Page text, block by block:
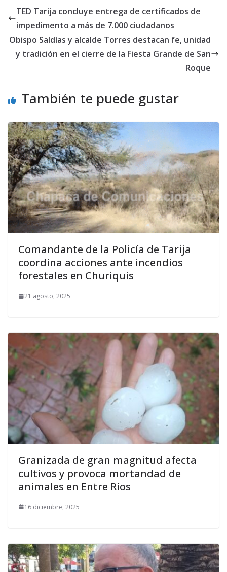
TED Tarija concluye entrega de certificados de
impedimento a más de 7.000 ciudadanos
Obispo Saldías y alcalde Torres destacan fe, unidad
y tradición en el cierre de la Fiesta Grande de San
Roque
También te puede gustar
Comandante de la Policía de Tarija
coordina acciones ante incendios
forestales en Churiquis
21 agosto, 2025
Granizada de gran magnitud afecta
cultivos y provoca mortandad de
animales en Entre Ríos
16 diciembre, 2025